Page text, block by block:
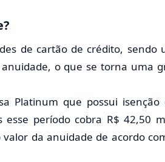
de cartão de crédito, sendo
o que se torna uma
Platinum que possui
período cobra R$ 42,50
da anuidade de acordo